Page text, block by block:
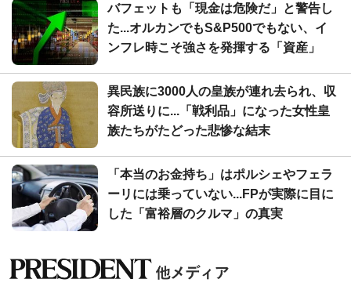
バフェットも「現金は危険だ」と警告し
た...オルカンでもS&P500でもない、イ
ンフレ時こそ強さを発揮する「資産」
異民族に3000人の皇族が連れ去られ、収
容所送りに...「戦利品」になった女性皇
族たちがたどった悲惨な結末
「本当のお金持ち」はポルシェやフェラ
ーリには乗っていない...FPが実際に目に
した「富裕層のクルマ」の真実